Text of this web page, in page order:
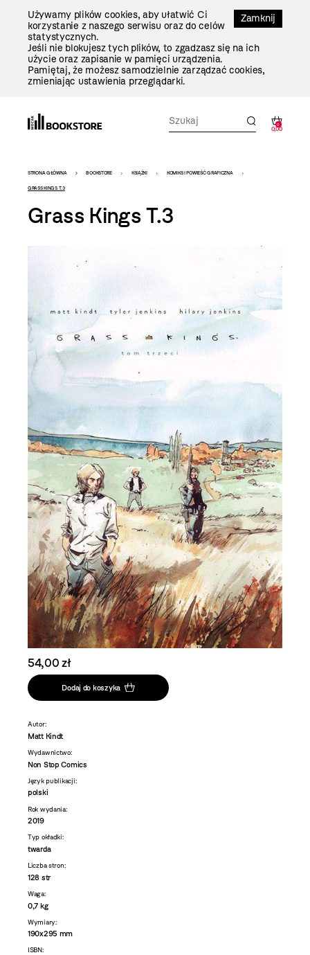
Zamknij
Używamy plików cookies, aby ułatwić Ci
korzystanie z naszego serwisu oraz do celów
statystycznych.
Jeśli nie blokujesz tych plików, to zgadzasz się na ich
użycie oraz zapisanie w pamięci urządzenia.
Pamiętaj, że możesz samodzielnie zarządzać cookies,
zmieniając ustawienia przeglądarki.
0
0,00
Bookstore
-
szablon
STRONA GŁÓWNA BOOKSTORE KSIĄŻKI KOMIKS I POWIEŚĆ GRAFICZNA
GRASS KINGS T.3
Grass Kings T.3
54,00 zł
Dodaj do koszyka
Autor:
Matt Kindt
Wydawnictwo:
Non Stop Comics
Język publikacji:
polski
Rok wydania:
2019
Typ okładki:
twarda
Liczba stron:
128 str
Waga:
0,7 kg
Wymiary:
190x295 mm
ISBN: